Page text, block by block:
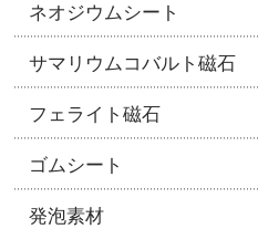
ネオジウムシート
サマリウムコバルト磁石
フェライト磁石
ゴムシート
発泡素材